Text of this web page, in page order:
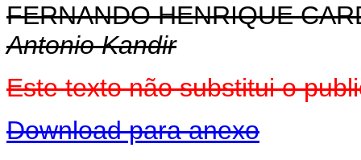
FERNANDO HENRIQUE
Antonio Kandir
Este texto não substitui o
Download para anexo